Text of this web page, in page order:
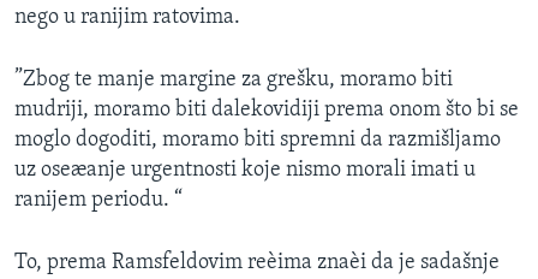
SPORT
nego u ranijim ratovima.
”Zbog te manje margine za grešku, moramo biti
mudriji, moramo biti dalekovidiji prema onom što bi se
moglo dogoditi, moramo biti spremni da razmišljamo
uz oseæanje urgentnosti koje nismo morali imati u
ranijem periodu. “
To, prema Ramsfeldovim reèima znaèi da je sadašnje